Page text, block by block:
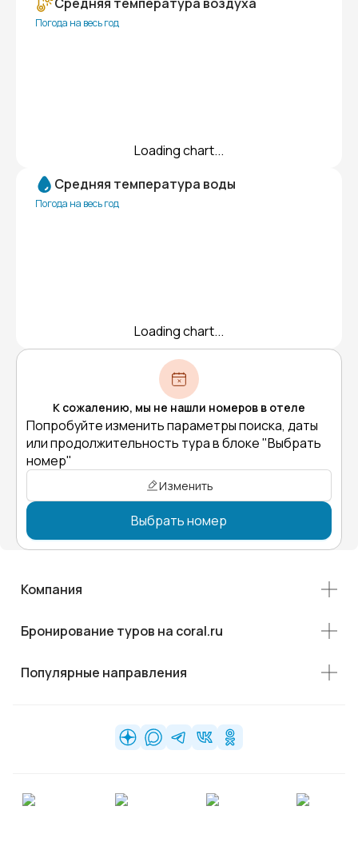
Погода на весь год
Loading chart...
Средняя температура воды
Погода на весь год
Loading chart...
К сожалению, мы не нашли номеров в отеле
Попробуйте изменить параметры поиска, даты
или продолжительность тура в блоке "Выбрать
номер"
Изменить
Выбрать номер
Компания
Бронирование туров на coral.ru
Популярные направления